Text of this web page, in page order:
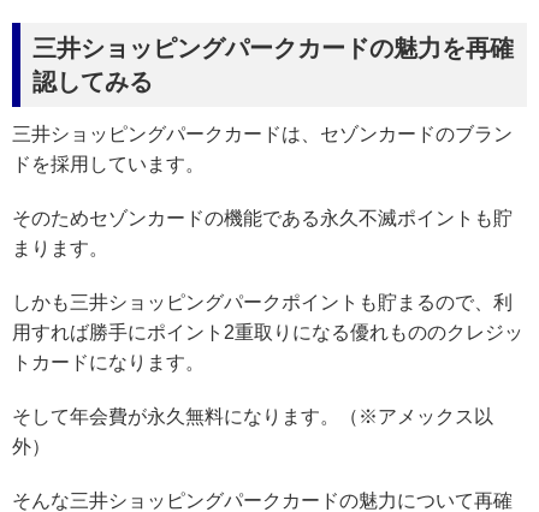
三井ショッピングパークカードの魅力を再確
認してみる
三井ショッピングパークカードは、セゾンカードのブラン
ドを採用しています。
そのためセゾンカードの機能である永久不滅ポイントも貯
まります。
しかも三井ショッピングパークポイントも貯まるので、利
用すれば勝手にポイント2重取りになる優れもののクレジッ
トカードになります。
そして年会費が永久無料になります。（※アメックス以
外）
そんな三井ショッピングパークカードの魅力について再確